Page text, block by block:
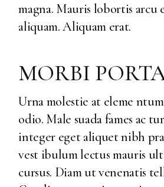
magna. Mauris lobortis arcu
aliquam. Aliquam erat.
MORBI
Urna molestie at eleme
odio. Male suada fames ac
integer eget aliquet nibh
vest ibulum lectus mauris
cursus. Diam ut venenatis